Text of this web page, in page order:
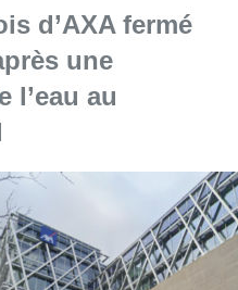
d’AXA fermé
une
l’eau au